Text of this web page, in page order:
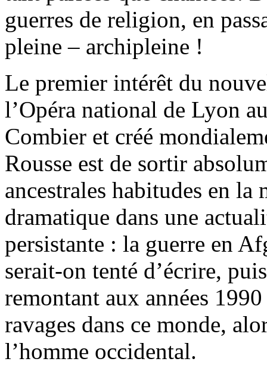
guerres de religion, en
pleine – archipleine !
Le premier intérêt du
l’Opéra national de Lyon
Combier et créé
Rousse est de sortir
ancestrales habitudes en la
dramatique dans une
persistante : la guerre en
serait-on tenté d’écrire,
remontant aux années
ravages dans ce monde,
l’homme occidental.